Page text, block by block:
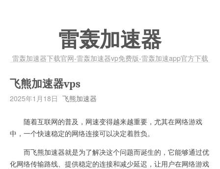
雷轰加速器
雷轰加速器下载官网-雷轰加速器vp免费版-雷轰加速app官方下载
飞熊加速器vps
2025年1月18日 飞熊加速器
随着互联网的普及，网速变得越来越重要，尤其在网络游戏
中，一个快速稳定的网络连接可以决定着胜负。
而飞熊加速器就是为了解决这个问题而诞生的，它能够通过优
化网络传输路线、提供稳定的连接和减少延迟，让用户在网络游戏